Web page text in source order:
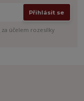
Přihlásit se
za účelem rozesílky